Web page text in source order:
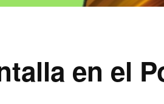
en el